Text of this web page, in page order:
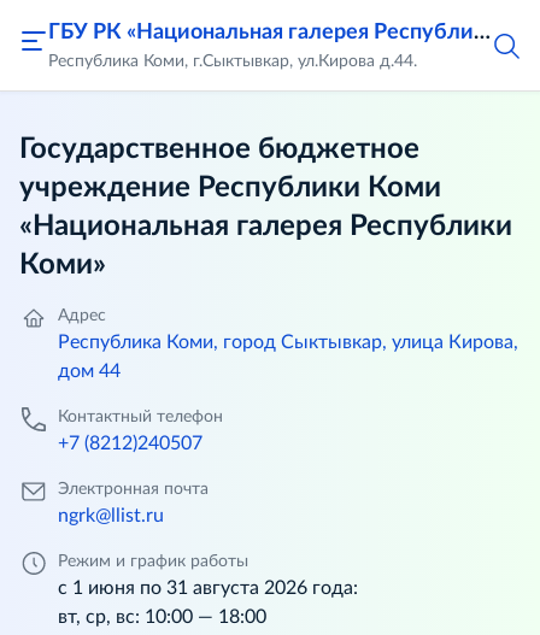
ГБУ РК «Национальная галерея Республики Коми»
Республика Коми, г.Сыктывкар, ул.Кирова д.44.
Государственное бюджетное
учреждение Республики Коми
«Национальная галерея Республики
Коми»
Адрес
Республика Коми, город Сыктывкар, улица Кирова,
дом 44
Контактный телефон
+7 (8212)240507
Электронная почта
ngrk@llist.ru
Режим и график работы
с 1 июня по 31 августа 2026 года:
вт, ср, вс: 10:00 — 18:00